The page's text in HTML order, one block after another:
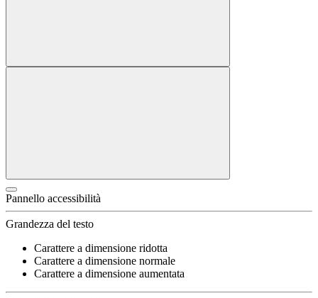
Pannello accessibilità
Grandezza del testo
Carattere a dimensione ridotta
Carattere a dimensione normale
Carattere a dimensione aumentata